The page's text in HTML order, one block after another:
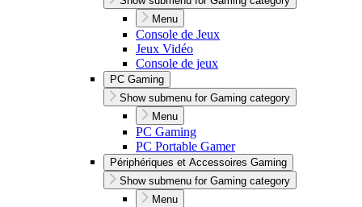
Menu
Console de Jeux
Jeux Vidéo
Console de jeux
PC Gaming
Show submenu for Gaming category
Menu
PC Gaming
PC Portable Gamer
Périphériques et Accessoires Gaming
Show submenu for Gaming category
Menu